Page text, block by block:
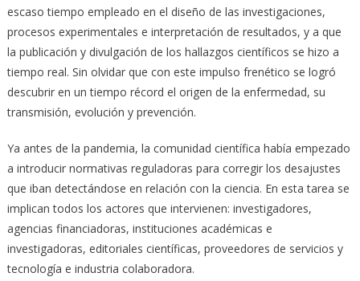
escaso tiempo empleado en el diseño de las investigaciones,
procesos experimentales e interpretación de resultados, y a que
la publicación y divulgación de los hallazgos científicos se hizo a
tiempo real. Sin olvidar que con este impulso frenético se logró
descubrir en un tiempo récord el origen de la enfermedad, su
transmisión, evolución y prevención.
Ya antes de la pandemia, la comunidad científica había empezado
a introducir normativas reguladoras para corregir los desajustes
que iban detectándose en relación con la ciencia. En esta tarea se
implican todos los actores que intervienen: investigadores,
agencias financiadoras, instituciones académicas e
investigadoras, editoriales científicas, proveedores de servicios y
tecnología e industria colaboradora.